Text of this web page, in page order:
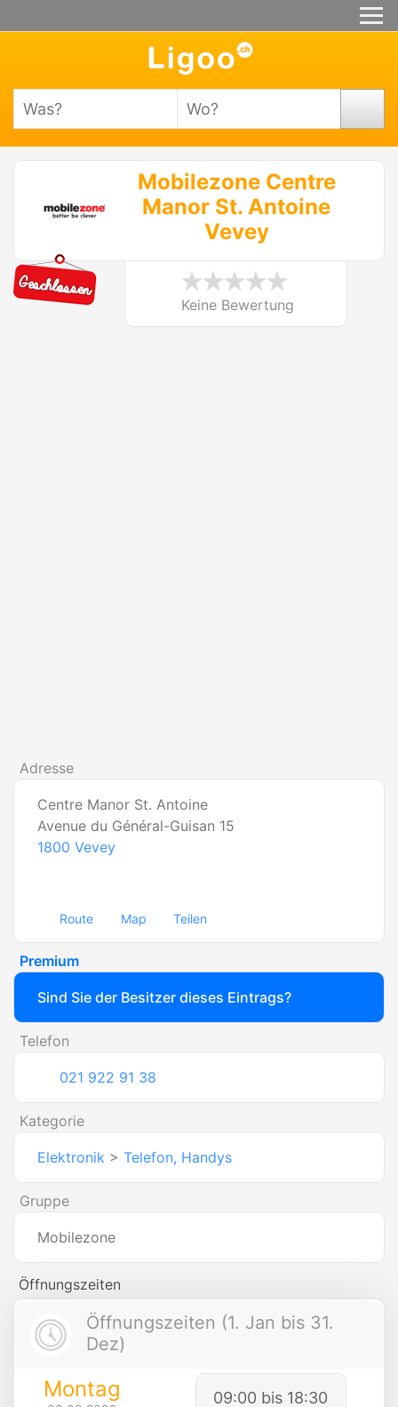
Mobilezone Centre
Manor St. Antoine
Vevey
Keine Bewertung
Adresse
Centre Manor St. Antoine
Avenue du Général-Guisan 15
1800 Vevey
Route Map Teilen
Premium
Sind Sie der Besitzer dieses Eintrags?
Telefon
021 922 91 38
Kategorie
Elektronik > Telefon, Handys
Gruppe
Mobilezone
Öffnungszeiten
Öffnungszeiten (1. Jan bis 31.
Dez)
Montag 09:00 bis 18:30